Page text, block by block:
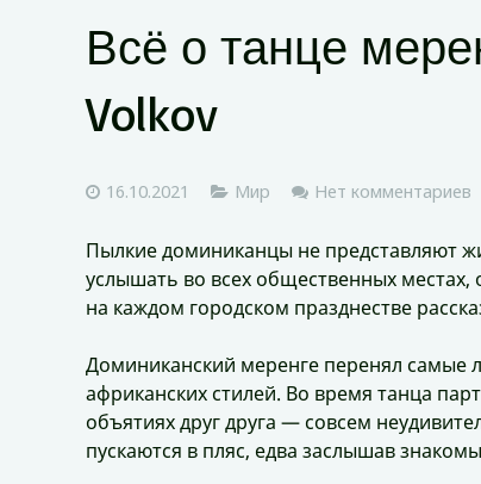
Всё о танце
Volkov
16.10.2021 Мир Нет комментариев
Пылкие доминиканцы не представляют
услышать во всех общественных местах,
на каждом городском празднестве
Доминиканский меренге перенял самые
африканских стилей. Во время танца
объятиях друг друга — совсем
пускаются в пляс, едва заслышав